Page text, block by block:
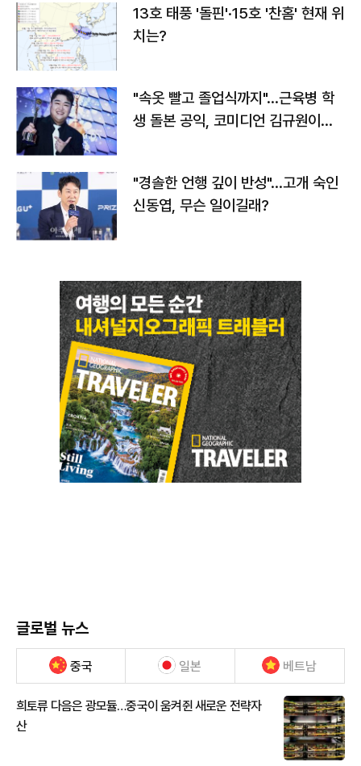
13호 태풍 '돌핀'·15호 '찬홈' 현재 위
치는?
"속옷 빨고 졸업식까지"…근육병 학
생 돌본 공익, 코미디언 김규원이었
"경솔한 언행 깊이 반성"…고개 숙인
신동엽, 무슨 일이길래?
글로벌 뉴스
중국 일본 베트남
희토류 다음은 광모듈…중국이 움켜쥔 새로운 전략자
산